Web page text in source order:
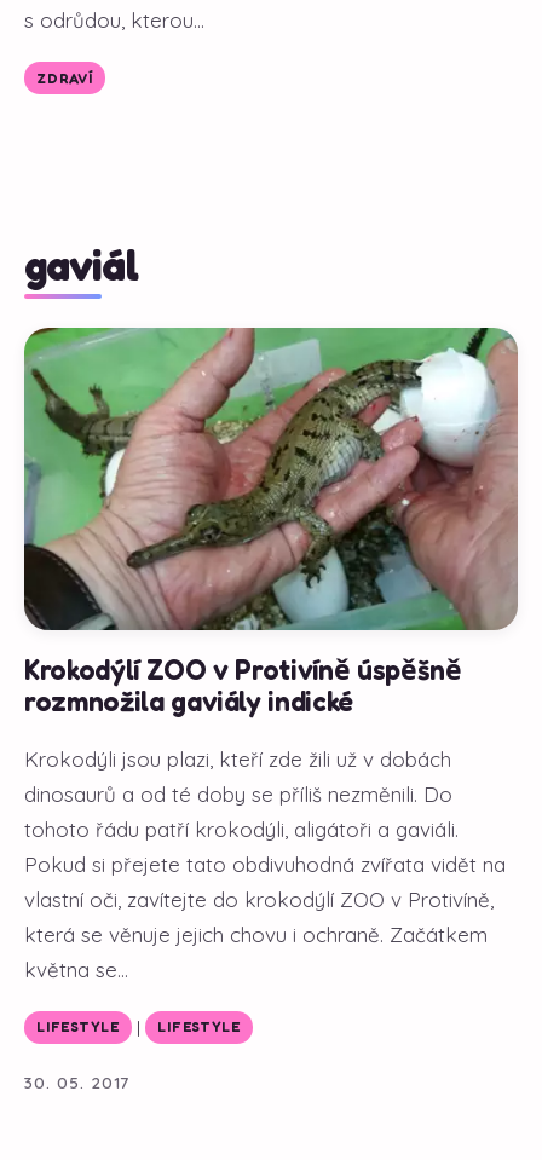
s odrůdou, kterou...
ZDRAVÍ
gaviál
Krokodýlí ZOO v Protivíně úspěšně
rozmnožila gaviály indické
Krokodýli jsou plazi, kteří zde žili už v dobách
dinosaurů a od té doby se příliš nezměnili. Do
tohoto řádu patří krokodýli, aligátoři a gaviáli.
Pokud si přejete tato obdivuhodná zvířata vidět na
vlastní oči, zavítejte do krokodýlí ZOO v Protivíně,
která se věnuje jejich chovu i ochraně. Začátkem
května se...
LIFESTYLE | LIFESTYLE
30. 05. 2017